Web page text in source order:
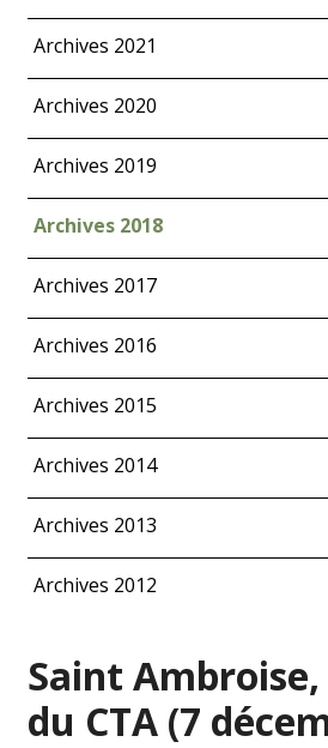
Archives 2021
Archives 2020
Archives 2019
Archives 2018
Archives 2017
Archives 2016
Archives 2015
Archives 2014
Archives 2013
Archives 2012
Saint
du CTA (7